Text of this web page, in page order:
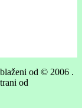
od © 2006 .
od